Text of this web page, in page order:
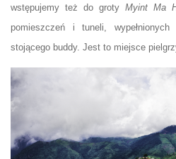
wstępujemy też do groty Myint Ma
pomieszczeń i tuneli,
stojącego buddy. Jest to miejsce